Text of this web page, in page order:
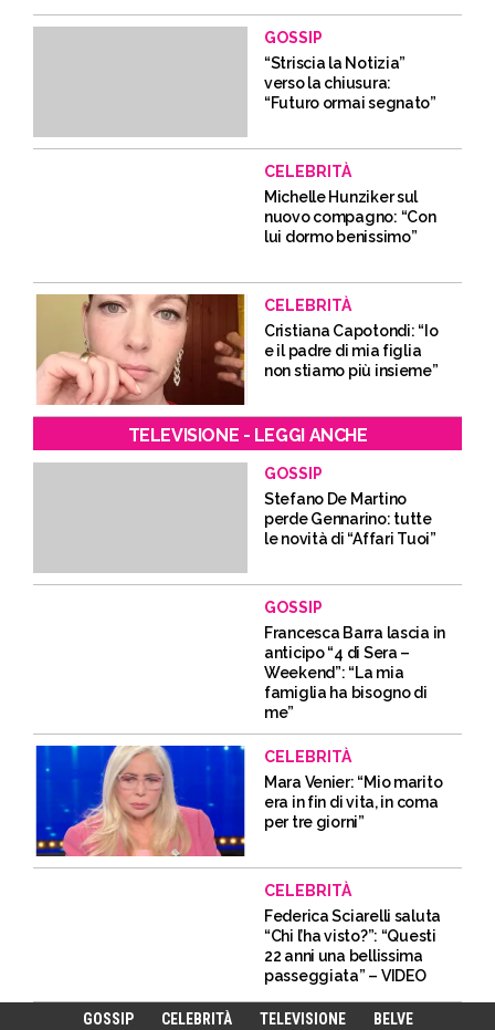
GOSSIP
“Striscia la Notizia”
verso la chiusura:
“Futuro ormai segnato”
CELEBRITÀ
Michelle Hunziker sul
nuovo compagno: “Con
lui dormo benissimo”
CELEBRITÀ
Cristiana Capotondi: “Io
e il padre di mia figlia
non stiamo più insieme”
TELEVISIONE - LEGGI ANCHE
GOSSIP
Stefano De Martino
perde Gennarino: tutte
le novità di “Affari Tuoi”
GOSSIP
Francesca Barra lascia in
anticipo “4 di Sera –
Weekend”: “La mia
famiglia ha bisogno di
me”
CELEBRITÀ
Mara Venier: “Mio marito
era in fin di vita, in coma
per tre giorni”
CELEBRITÀ
Federica Sciarelli saluta
“Chi l’ha visto?”: “Questi
22 anni una bellissima
passeggiata” – VIDEO
GOSSIP CELEBRITÀ TELEVISIONE BELVE